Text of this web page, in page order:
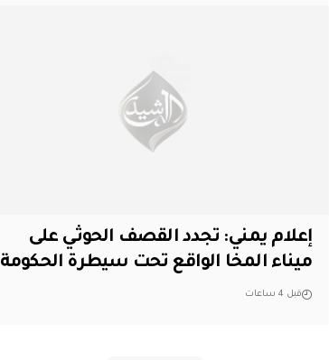
إعلام يمني: تجدد القصف الحوثي على
ميناء المخا الواقع تحت سيطرة الحكومة
قبل 4 ساعات